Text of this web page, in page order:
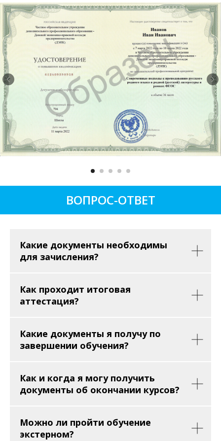
ВОПРОС-ОТВЕТ
Какие документы необходимы
для зачисления?
Как проходит итоговая
аттестация?
Какие документы я получу по
завершении обучения?
Как и когда я могу получить
документы об окончании курсов?
Можно ли пройти обучение
экстерном?